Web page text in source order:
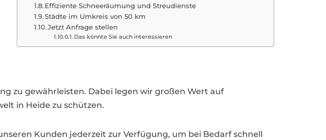
Effiziente Schneeräumung und Streudienste
Städte im Umkreis von 50 km
Jetzt Anfrage stellen
Das könnte Sie auch interessieren
zu gewährleisten. Dabei legen wir großen Wert auf
in Heide zu schützen.
Kunden jederzeit zur Verfügung, um bei Bedarf schnell